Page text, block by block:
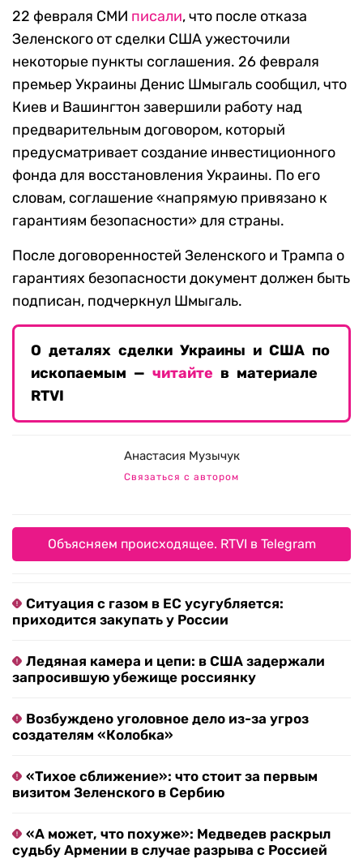
22 февраля СМИ писали, что после отказа
Зеленского от сделки США ужесточили
некоторые пункты соглашения. 26 февраля
премьер Украины Денис Шмыгаль сообщил, что
Киев и Вашингтон завершили работу над
предварительным договором, который
предусматривает создание инвестиционного
фонда для восстановления Украины. По его
словам, соглашение «напрямую привязано к
гарантиям безопасности» для страны.
После договоренностей Зеленского и Трампа о
гарантиях безопасности документ должен быть
подписан, подчеркнул Шмыгаль.
О деталях сделки Украины и США по
ископаемым — читайте в материале
RTVI
Анастасия Музычук
Связаться с автором
Объясняем происходящее. RTVI в Telegram
Ситуация с газом в ЕС усугубляется:
приходится закупать у России
Ледяная камера и цепи: в США задержали
запросившую убежище россиянку
Возбуждено уголовное дело из-за угроз
создателям «Колобка»
«Тихое сближение»: что стоит за первым
визитом Зеленского в Сербию
«А может, что похуже»: Медведев раскрыл
судьбу Армении в случае разрыва с Россией